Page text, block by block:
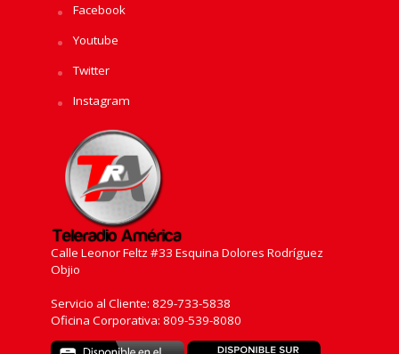
Facebook
Youtube
Twitter
Instagram
Calle Leonor Feltz #33 Esquina Dolores Rodríguez
Objio
Servicio al Cliente: 829-733-5838
Oficina Corporativa: 809-539-8080